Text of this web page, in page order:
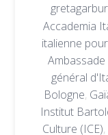
Accademia
italienne
général
Bologne,
Institut
Culture (ICE),